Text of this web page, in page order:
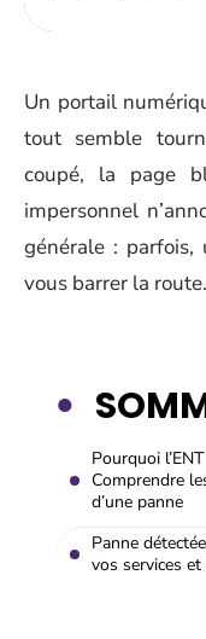
Un portail
tout semble
coupé, la page
impersonnel
générale : parfois,
vous barrer la route.
Pourquoi
Comprendre
d’une panne
Panne
vos services